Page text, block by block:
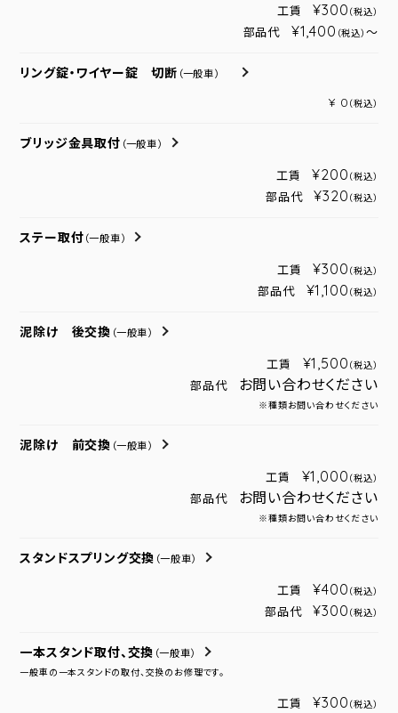
工賃 ¥300 （税込）
部品代 ¥1,400 （税込） ～
リング錠・ワイヤー錠 切断 （一般車）
¥ 0 （税込）
ブリッジ金具取付 （一般車）
工賃 ¥200 （税込）
部品代 ¥320 （税込）
ステー取付 （一般車）
工賃 ¥300 （税込）
部品代 ¥1,100 （税込）
泥除け 後交換 （一般車）
工賃 ¥1,500 （税込）
部品代 お問い合わせください
※種類お問い合わせください
泥除け 前交換 （一般車）
工賃 ¥1,000 （税込）
部品代 お問い合わせください
※種類お問い合わせください
スタンドスプリング交換 （一般車）
工賃 ¥400 （税込）
部品代 ¥300 （税込）
一本スタンド取付、交換 （一般車）
一般車の一本スタンドの取付、交換のお修理です。
工賃 ¥300 （税込）